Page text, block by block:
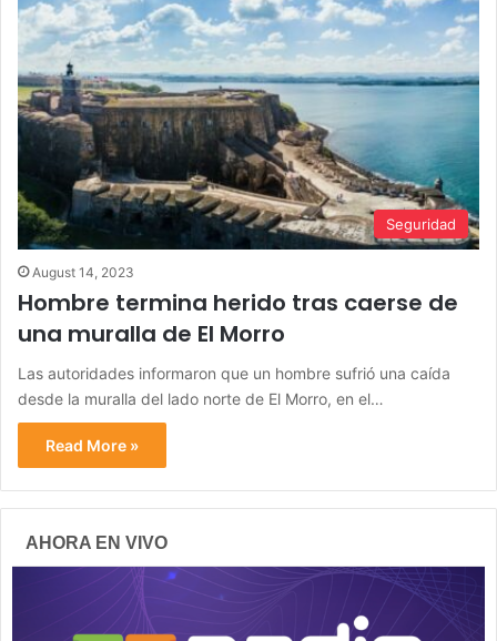
Seguridad
August 14, 2023
Hombre termina herido tras caerse de
una muralla de El Morro
Las autoridades informaron que un hombre sufrió una caída
desde la muralla del lado norte de El Morro, en el…
Read More »
AHORA EN VIVO